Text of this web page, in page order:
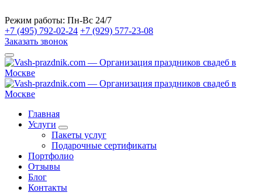
Режим работы: Пн-Вс 24/7
+7 (495) 792-02-24 +7 (929) 577-23-08
Заказать звонок
Главная
Услуги
Пакеты услуг
Подарочные сертификаты
Портфолио
Отзывы
Блог
Контакты